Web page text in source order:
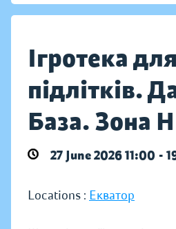
Ігротека для
підлітків.
База. Зона
27 June 2026 11:00 -
Locations : Екватор